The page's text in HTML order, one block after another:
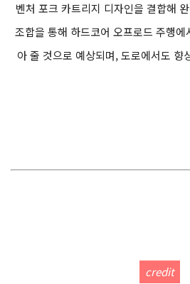
벤처 포크 카트리지 디자인을 결합해
조합을 통해 하드코어 오프로드 주행
아 줄 것으로 예상되며, 도로에서도 향
credit